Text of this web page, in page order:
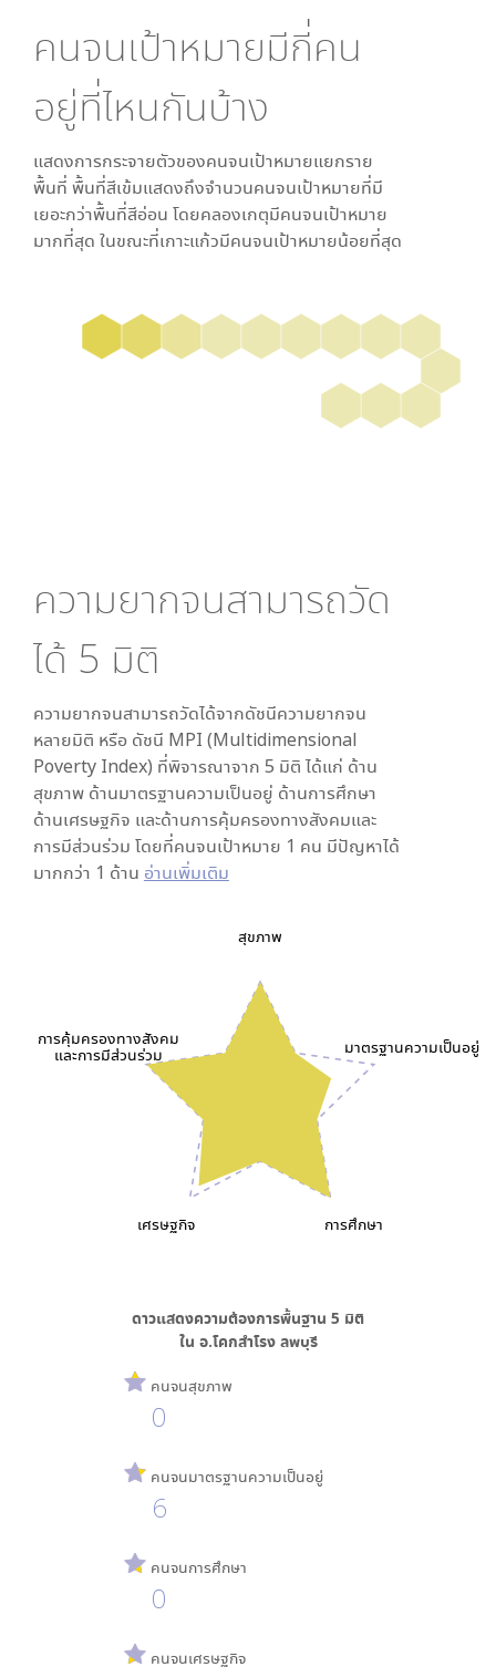
คนจนเป้าหมายมีกี่คน
อยู่ที่ไหนกันบ้าง
แสดงการกระจายตัวของคนจนเป้าหมายแยกราย
พื้นที่ พื้นที่สีเข้มแสดงถึงจำนวนคนจนเป้าหมายที่มี
เยอะกว่าพื้นที่สีอ่อน โดยคลองเกตุมีคนจนเป้าหมาย
มากที่สุด ในขณะที่เกาะแก้วมีคนจนเป้าหมายน้อยที่สุด
ความยากจนสามารถวัด
ได้ 5 มิติ
ความยากจนสามารถวัดได้จากดัชนีความยากจน
หลายมิติ หรือ ดัชนี MPI (Multidimensional
Poverty Index) ที่พิจารณาจาก 5 มิติ ได้แก่ ด้าน
สุขภาพ ด้านมาตรฐานความเป็นอยู่ ด้านการศึกษา
ด้านเศรษฐกิจ และด้านการคุ้มครองทางสังคมและ
การมีส่วนร่วม โดยที่คนจนเป้าหมาย 1 คน มีปัญหาได้
มากกว่า 1 ด้าน อ่านเพิ่มเติม
สุขภาพ
มาตรฐานความเป็นอยู่
การศึกษา
เศรษฐกิจ
การคุ้มครองทางสังคม
และการมีส่วนร่วม
ดาวแสดงความต้องการพื้นฐาน 5 มิติ
ใน อ.โคกสำโรง ลพบุรี
คนจนสุขภาพ
0
คนจนมาตรฐานความเป็นอยู่
6
คนจนการศึกษา
0
คนจนเศรษฐกิจ